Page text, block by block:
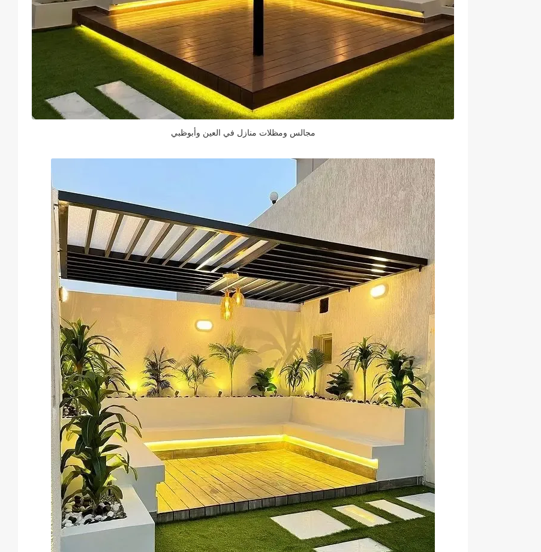
مجالس ومظلات منازل في العين وأبوظبي